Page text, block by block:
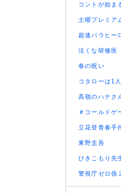
コントが始ま
土曜プレミア
超速パラヒ
泣くな研修医
春の呪い
コタローは1
高嶺のハナさ
＃コールドゲ
立花登青春手
東野圭吾
ひきこもり先
警視庁ゼロ係